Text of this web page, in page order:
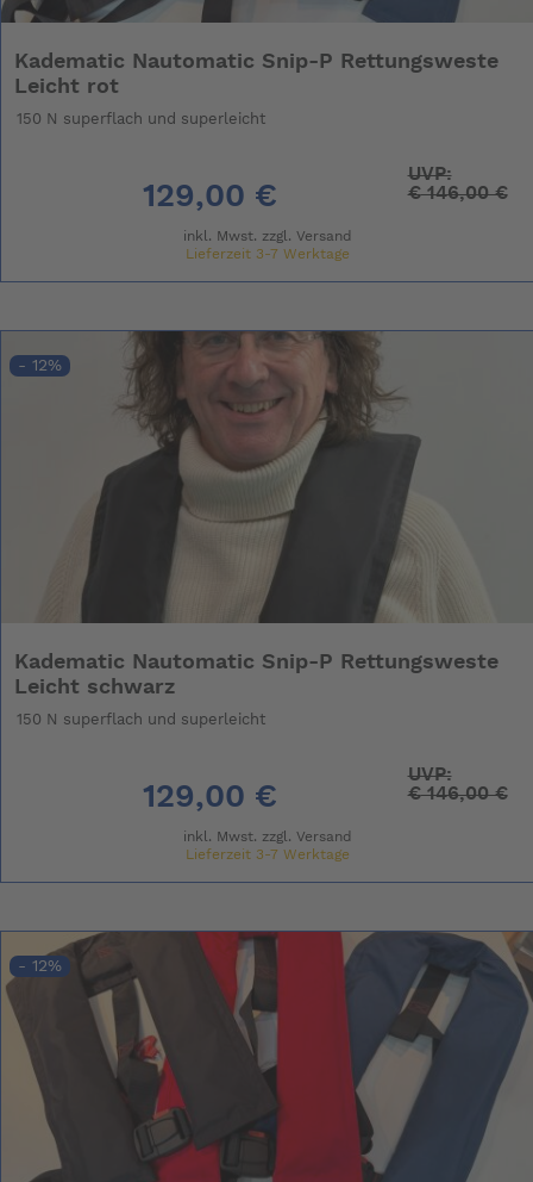
Kadematic Nautomatic Snip-P Rettungsweste
Leicht rot
150 N superflach und superleicht
129,00 €
UVP:
€146,00 €
inkl. Mwst. zzgl. Versand
Lieferzeit 3-7 Werktage
- 12%
Kadematic Nautomatic Snip-P Rettungsweste
Leicht schwarz
150 N superflach und superleicht
129,00 €
UVP:
€146,00 €
inkl. Mwst. zzgl. Versand
Lieferzeit 3-7 Werktage
- 12%